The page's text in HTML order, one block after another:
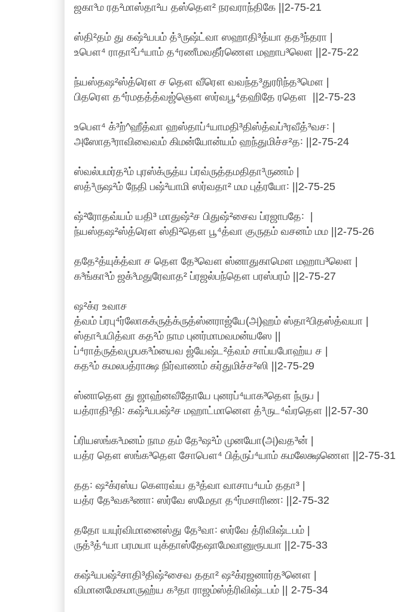
ஜகா³ம ரத²மாஸ்தா²ய தஸ்தௌ² நரவராந்திகே ||2-75-21
ஸ்தி²தம் து கஷ்²யபம் த்³ருஷ்ட்வா ஸஹாதி³த்யா தத³ந்தரா |
உபௌ⁴ ராதா²ப்⁴யாம் த⁴ரணீமவதீர்ணௌ மஹாப³லௌ ||2-75-22
ந்யஸ்தஷ²ஸ்த்ரௌ ச தௌ வீரௌ வவந்த³துரரிந்த³மௌ |
பிதரௌ த⁴ர்மதத்த்வஜ்ஞௌ ஸர்வபூ⁴தஹிதே ரதௌ ||2-75-23
உபௌ⁴ க்³ற்^ஹீத்வா ஹஸ்தாப்⁴யாமதி³திஸ்த்வப்³ரவீத்³வச꞉ |
அஸோத³ராவிவைவம் கிமன்யோன்யம் ஹந்துமிச்ச²த꞉ ||2-75-24
ஸ்வல்பமர்த²ம் புரஸ்க்ருத்ய ப்ரவ்ருத்தமதிதா³ருணம் |
ஸத்³ருஷ²ம் நேதி பஷ்²யாமி ஸர்வதா² மம புத்ரயோ꞉ ||2-75-25
ஷ்²ரோதவ்யம் யதி³ மாதுஷ்²ச பிதுஷ்²சைவ ப்ரஜாபதே꞉ |
ந்யஸ்தஷ²ஸ்த்ரௌ ஸ்தி²தௌ பூ⁴த்வா குருதம் வசனம் மம ||2-75-26
ததே²த்யுக்த்வா ச தௌ தே³வௌ ஸ்னாதுகாமௌ மஹாப³லௌ |
க³ங்கா³ம் ஜக்³மதுரேவாத² ப்ரஜல்பந்தௌ பரஸ்பரம் ||2-75-27
ஷ²க்ர உவாச
த்வம் ப்ரபு⁴ர்லோகக்ருத்க்ருத்ஸ்னராஜ்யே(அ)ஹம் ஸ்தா²பிதஸ்த்வயா |
ஸ்தா²பயித்வா கத²ம் நாம புனர்மாமவமன்யஸே ||
ப்⁴ராத்ருத்வமுபக³ம்யைவ ஜ்யேஷ்ட²த்வம் சாப்யபோஹ்ய ச |
கத²ம் கமலபத்ராக்ஷ நிர்வாணம் கர்துமிச்ச²ஸி ||2-75-29
ஸ்னாதௌ து ஜாஹ்னவீதோயே புனரப்⁴யாக³தௌ ந்ருப |
யத்ராதி³தி꞉ கஷ்²யபஷ்²ச மஹாட்மானௌ த்³ருட⁴வ்ரதௌ ||2-57-30
ப்ரியஸங்க³மனம் நாம தம் தே³ஷ²ம் முனயோ(அ)வத³ன் |
யத்ர தௌ ஸங்க³தௌ சோபௌ⁴ பித்ருப்⁴யாம் கமலேக்ஷணௌ ||2-75-31
தத꞉ ஷ²க்ரஸ்ய கௌரவ்ய த³த்வா வாசாப⁴யம் ததா³ |
யத்ர தே³வக³ணா꞉ ஸர்வே ஸமேதா த⁴ர்மசாரிண꞉ ||2-75-32
ததோ யயுர்விமானைஸ்து தே³வா꞉ ஸர்வே த்ரிவிஷ்டபம் |
ருத்³த்⁴யா பரமயா யுக்தாஸ்தேஷாமேவானுரூபயா ||2-75-33
கஷ்²யபஷ்²சாதி³திஷ்²சைவ ததா² ஷ²க்ரஜனார்த³னௌ |
விமானமேகமாருஹ்ய க³தா ராஜம்ஸ்த்ரிவிஷ்டபம் || 2-75-34